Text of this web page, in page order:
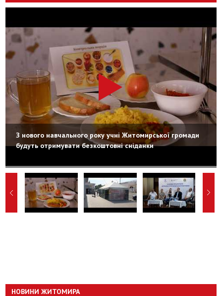
З нового навчального року учні Житомирської громади
будуть отримувати безкоштовні сніданки
НОВИНИ ЖИТОМИРА